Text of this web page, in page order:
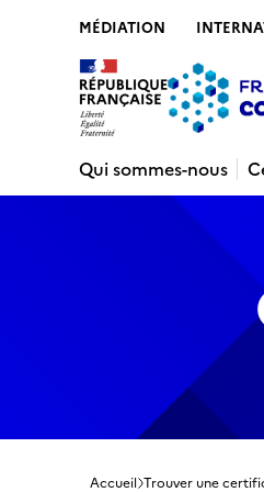
MÉDIATION
Qui sommes-nous
Accueil Trouver une